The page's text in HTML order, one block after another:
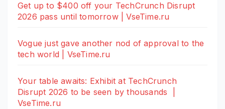
Get up to $400 off your TechCrunch Disrupt
2026 pass until tomorrow | VseTime.ru
Vogue just gave another nod of approval to the
tech world | VseTime.ru
Your table awaits: Exhibit at TechCrunch
Disrupt 2026 to be seen by thousands |
VseTime.ru